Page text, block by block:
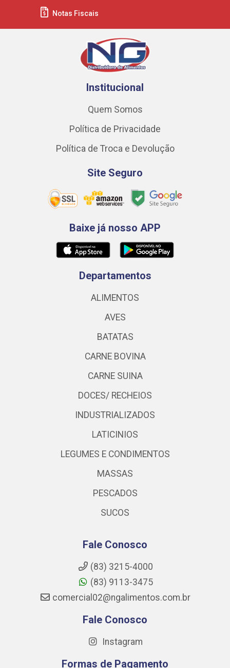
Notas Fiscais
Institucional
Quem Somos
Política de Privacidade
Política de Troca e Devolução
Site Seguro
Baixe já nosso APP
Departamentos
ALIMENTOS
AVES
BATATAS
CARNE BOVINA
CARNE SUINA
DOCES/ RECHEIOS
INDUSTRIALIZADOS
LATICINIOS
LEGUMES E CONDIMENTOS
MASSAS
PESCADOS
SUCOS
Fale Conosco
(83) 3215-4000
(83) 9113-3475
comercial02@ngalimentos.com.br
Fale Conosco
Instagram
Formas de Pagamento